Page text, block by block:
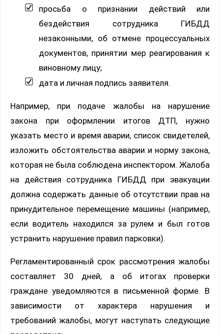
просьба о признании действий или
бездействия сотрудника ГИБДД
незаконными, об отмене процессуальных
документов, принятии мер реагирования к
виновному лицу;
дата и личная подпись заявителя.
Например, при подаче жалобы на нарушение
закона при оформлении итогов ДТП, нужно
указать место и время аварии, список свидетелей,
изложить обстоятельства аварии и норму закона,
которая не была соблюдена инспектором. Жалоба
на действия сотрудника ГИБДД при эвакуации
должна содержать данные об отсутствии прав на
принудительное перемещение машины (например,
если водитель находился за рулем и был готов
устранить нарушение правил парковки).
Регламентированный срок рассмотрения жалобы
составляет 30 дней, а об итогах проверки
граждане уведомляются в письменной форме. В
зависимости от характера нарушения и
требований жалобы, могут наступать следующие